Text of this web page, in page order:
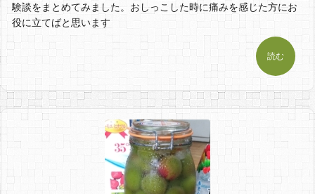
験談をまとめてみました。おしっこした時に痛みを感じた方にお
役に立てばと思います
読む